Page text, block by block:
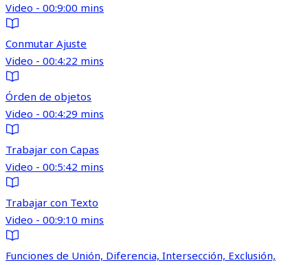
Video - 00:9:00 mins
Conmutar Ajuste
Video - 00:4:22 mins
Órden de objetos
Video - 00:4:29 mins
Trabajar con Capas
Video - 00:5:42 mins
Trabajar con Texto
Video - 00:9:10 mins
Funciones de Unión, Diferencia, Intersección, Exclusión,